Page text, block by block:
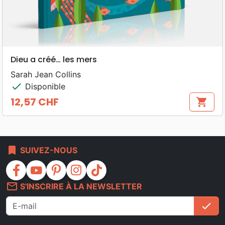
Dieu a créé… les mers
Sarah Jean Collins
check Disponible
Prix
12,57 CHF shopping_cart
bookmark SUIVEZ-NOUS
facebook youtube pinterest instagram
tiktok
mail_outline S'INSCRIRE À LA NEWSLETTER
check